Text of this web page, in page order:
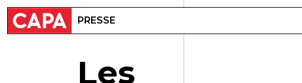
PRESSE
Les